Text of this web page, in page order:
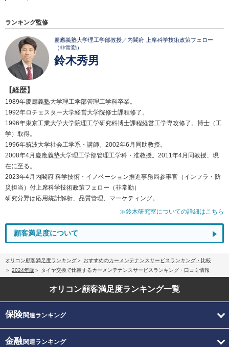
ランキング監修
慶應義塾大学理工学部教授／内閣府 上席科学技術政策フェロー
（非常勤）
鈴木秀男
【経歴】
1989年慶應義塾大学理工学部管理工学科卒業。
1992年ロチェスター大学経営大学院修士課程修了。
1996年東京工業大学大学院理工学研究科博士課程経営工学専攻修了。博士（工
学）取得。
1996年筑波大学社会工学系・講師。2002年6月同助教授。
2008年4月慶應義塾大学理工学部管理工学科・准教授。2011年4月同教授、現
在に至る。
2023年4月内閣府 科学技術・イノベーション推進事務局参事官（インフラ・防
災担当）付上席科学技術政策フェロー（非常勤）
研究分野は応用統計解析、品質管理、マーケティング。
≫鈴木研究室についての詳細はこちら
顧客満足度について
オリコン顧客満足度ランキング
おすすめのカーメンテナンスサービスランキング・比較
2024年版
タイヤ交換で比較するカーメンテナンスサービスランキング・口コミ情報
オリコン顧客満足度ランキング一覧
保険関連ランキング
金融関連ランキング